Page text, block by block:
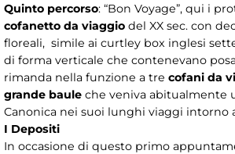
Quinto percorso: “Bon Voyage”, qui i
cofanetto da viaggio del XX sec. con
floreali, simile ai curtley box inglesi
di forma verticale che contenevano
rimanda nella funzione a tre cofani da
grande baule che veniva abitualmente
Canonica nei suoi lunghi viaggi intorno
I Depositi
In occasione di questo primo